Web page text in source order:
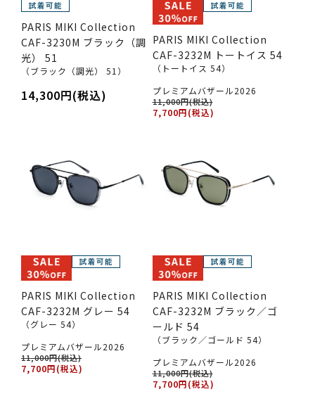
PARIS MIKI Collection
CAF-3230M ブラック（調
光） 51
（ブラック（調光） 51）
14,300円(税込)
PARIS MIKI Collection
CAF-3232M トートイス 54
（トートイス 54）
プレミアムバザール2026
11,000円(税込)
7,700円(税込)
PARIS MIKI Collection
CAF-3232M グレー 54
（グレー 54）
プレミアムバザール2026
11,000円(税込)
7,700円(税込)
PARIS MIKI Collection
CAF-3232M ブラック／ゴ
ールド 54
（ブラック／ゴールド 54）
プレミアムバザール2026
11,000円(税込)
7,700円(税込)